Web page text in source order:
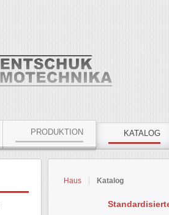
PRODUKTION KATALOG
Haus Katalog